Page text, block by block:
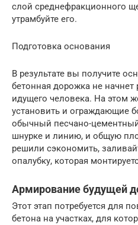
слой среднефракционного
утрамбуйте его.
Подготовка основания
В результате вы получите
бетонная дорожка не начнет
идущего человека. На этом
установить и ограждающие
обычный песчано-
шнурке и линию, и общую
решили сэкономить,
опалубку, которая
Армирование будущей
Этот этап потребуется для
бетона на участках, для